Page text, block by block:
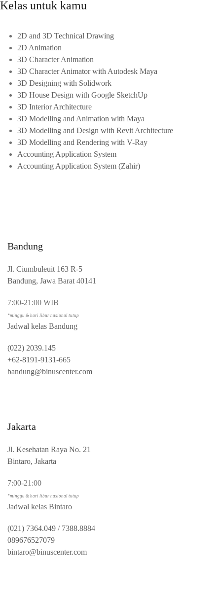
Kelas untuk kamu
2D and 3D Technical Drawing
2D Animation
3D Character Animation
3D Character Animator with Autodesk Maya
3D Designing with Solidwork
3D House Design with Google SketchUp
3D Interior Architecture
3D Modelling and Animation with Maya
3D Modelling and Design with Revit Architecture
3D Modelling and Rendering with V-Ray
Accounting Application System
Accounting Application System (Zahir)
Bandung
Jl. Ciumbuleuit 163 R-5
Bandung, Jawa Barat 40141
7:00-21:00 WIB
*minggu & hari libur nasional tutup
Jadwal kelas Bandung
(022) 2039.145
+62-8191-9131-665
bandung@binuscenter.com
Jakarta
Jl. Kesehatan Raya No. 21
Bintaro, Jakarta
7:00-21:00
*minggu & hari libur nasional tutup
Jadwal kelas Bintaro
(021) 7364.049 / 7388.8884
089676527079
bintaro@binuscenter.com